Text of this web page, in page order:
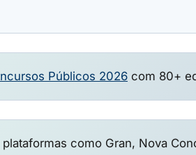
Públicos 2026 com 80+
como Gran, Nova